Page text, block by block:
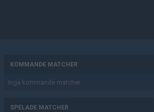
KOMMANDE MATCHER
Inga kommande matcher.
SPELADE MATCHER